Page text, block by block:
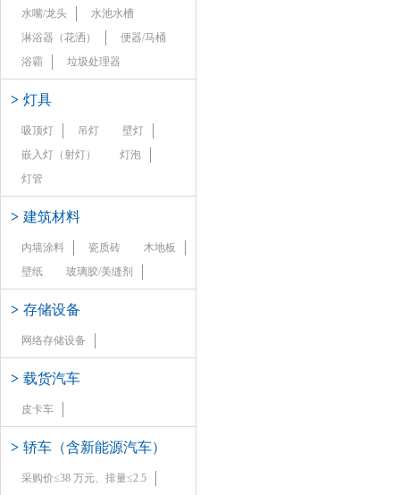
水嘴/龙头
水池水槽
淋浴器（花洒）
便器/马桶
浴霸
垃圾处理器
> 灯具
吸顶灯 吊灯
壁灯
嵌入灯（射灯）
灯泡
灯管
> 建筑材料
内墙涂料 瓷质砖
木地板
壁纸
玻璃胶/美缝剂
> 存储设备
网络存储设备
> 载货汽车
皮卡车
> 轿车（含新能源汽车）
采购价≤38 万元、排量≤2.5